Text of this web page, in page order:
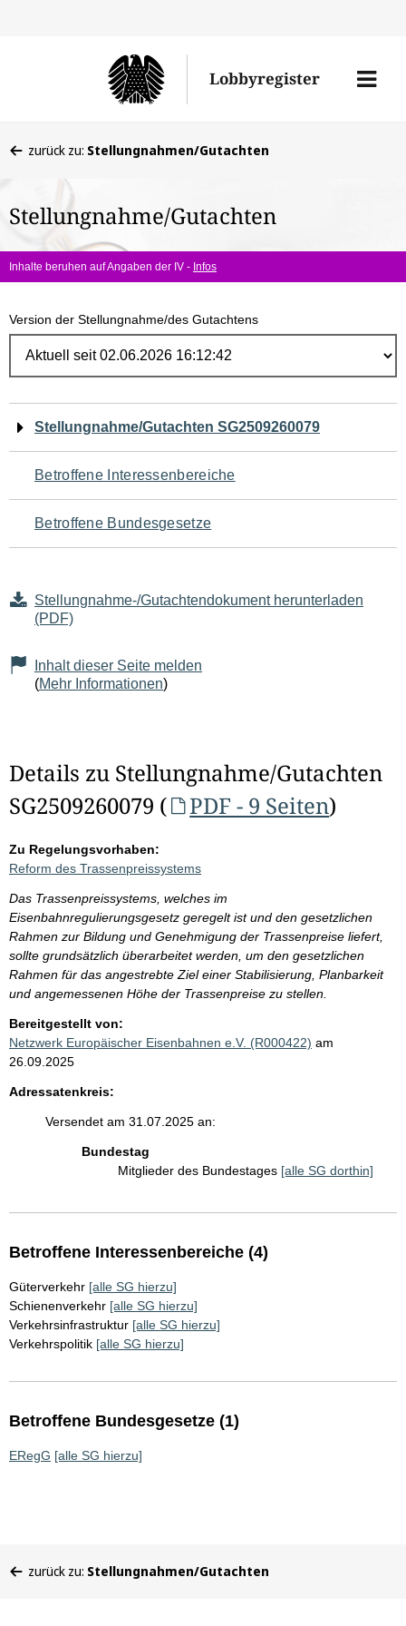
Lobbyregister
Menü
befinden
hier:
zurück zu: Stellungnahmen/Gutachten
Stellungnahme/Gutachten
Inhalte beruhen auf Angaben der IV - Infos
Version der Stellungnahme/des Gutachtens
Navigation
für
den
Seiteninhalt
Stellungnahme/Gutachten SG2509260079
Betroffene Interessenbereiche
Betroffene Bundesgesetze
Stellungnahme-/Gutachtendokument herunterladen
(PDF)
Inhalt dieser Seite melden
(Mehr Informationen)
Details zu Stellungnahme/Gutachten
SG2509260079 (
PDF - 9 Seiten)
Zu Regelungsvorhaben:
Reform des Trassenpreissystems
Das Trassenpreissystems, welches im
Eisenbahnregulierungsgesetz geregelt ist und den gesetzlichen
Rahmen zur Bildung und Genehmigung der Trassenpreise liefert,
sollte grundsätzlich überarbeitet werden, um den gesetzlichen
Rahmen für das angestrebte Ziel einer Stabilisierung, Planbarkeit
und angemessenen Höhe der Trassenpreise zu stellen.
Bereitgestellt von:
Netzwerk Europäischer Eisenbahnen e.V. (R000422) am
26.09.2025
Adressatenkreis:
Versendet am 31.07.2025 an:
Bundestag
Mitglieder des Bundestages [alle SG dorthin]
Betroffene Interessenbereiche (4)
Güterverkehr [alle SG hierzu]
Schienenverkehr [alle SG hierzu]
Verkehrsinfrastruktur [alle SG hierzu]
Verkehrspolitik [alle SG hierzu]
Betroffene Bundesgesetze (1)
ERegG [alle SG hierzu]
befinden
zurück zu: Stellungnahmen/Gutachten